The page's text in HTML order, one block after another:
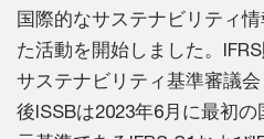
国際的なサステナビリティ
た活動を開始しました。
サステナビリティ基準審議
後ISSBは2023年6月に最初